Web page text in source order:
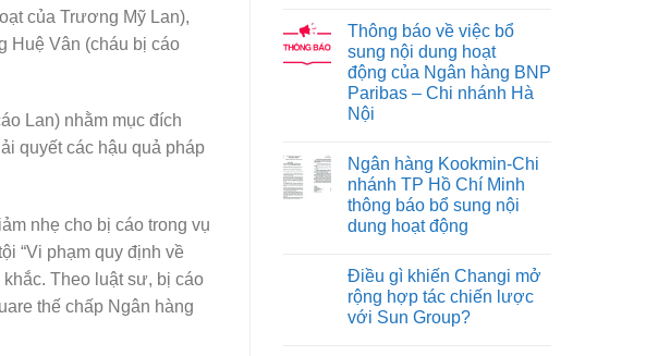
của Trương Mỹ Lan),
Huệ Vân (cháu bị cáo
Lan) nhằm mục đích
quyết các hậu quả pháp
nhẹ cho bị cáo trong vụ
“Vi phạm quy định về
Theo luật sư, bị cáo
thế chấp Ngân hàng
Thông báo về việc bổ
sung nội dung hoạt
động của Ngân hàng BNP
Paribas – Chi nhánh Hà
Nội
Ngân hàng Kookmin-Chi
nhánh TP Hồ Chí Minh
thông báo bổ sung nội
dung hoạt động
Điều gì khiến Changi mở
rộng hợp tác chiến lược
với Sun Group?